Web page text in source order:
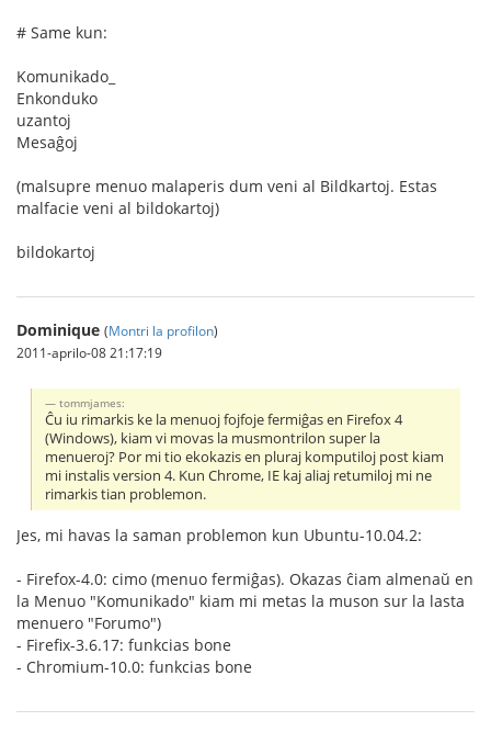
# Same kun:
Komunikado_
Enkonduko
uzantoj
Mesaĝoj
(malsupre menuo malaperis dum veni al Bildkartoj. Estas
malfacie veni al bildokartoj)
bildokartoj
Dominique (Montri la profilon)
2011-aprilo-08 21:17:19
tommjames:
Ĉu iu rimarkis ke la menuoj fojfoje fermiĝas en Firefox 4
(Windows), kiam vi movas la musmontrilon super la
menueroj? Por mi tio ekokazis en pluraj komputiloj post kiam
mi instalis version 4. Kun Chrome, IE kaj aliaj retumiloj mi ne
rimarkis tian problemon.
Jes, mi havas la saman problemon kun Ubuntu-10.04.2:
- Firefox-4.0: cimo (menuo fermiĝas). Okazas ĉiam almenaŭ en
la Menuo "Komunikado" kiam mi metas la muson sur la lasta
menuero "Forumo")
- Firefix-3.6.17: funkcias bone
- Chromium-10.0: funkcias bone